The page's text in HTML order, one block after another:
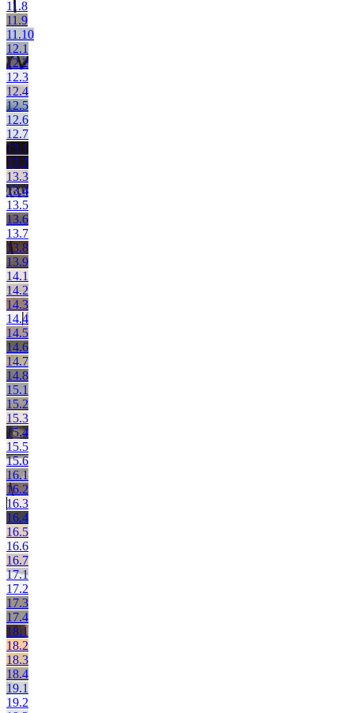
11.8
11.9
11.10
12.1
12.2
12.3
12.4
12.5
12.6
12.7
13.1
13.2
13.3
13.4
13.5
13.6
13.7
13.8
13.9
14.1
14.2
14.3
14.4
14.5
14.6
14.7
14.8
15.1
15.2
15.3
15.4
15.5
15.6
16.1
16.2
16.3
16.4
16.5
16.6
16.7
17.1
17.2
17.3
17.4
18.1
18.2
18.3
18.4
19.1
19.2